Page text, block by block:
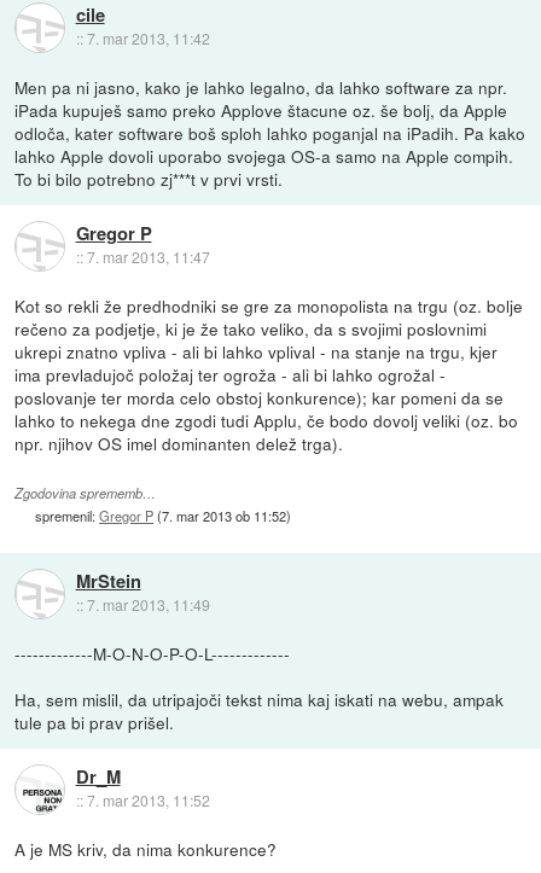
cile
::7. mar 2013, 11:42
Men pa ni jasno, kako je lahko legalno, da lahko software za npr.
iPada kupuješ samo preko Applove štacune oz. še bolj, da Apple
odloča, kater software boš sploh lahko poganjal na iPadih. Pa kako
lahko Apple dovoli uporabo svojega OS-a samo na Apple compih.
To bi bilo potrebno zj***t v prvi vrsti.
Gregor P
::7. mar 2013, 11:47
Kot so rekli že predhodniki se gre za monopolista na trgu (oz. bolje
rečeno za podjetje, ki je že tako veliko, da s svojimi poslovnimi
ukrepi znatno vpliva - ali bi lahko vplival - na stanje na trgu, kjer
ima prevladujoč položaj ter ogroža - ali bi lahko ogrožal -
poslovanje ter morda celo obstoj konkurence); kar pomeni da se
lahko to nekega dne zgodi tudi Applu, če bodo dovolj veliki (oz. bo
npr. njihov OS imel dominanten delež trga).
Zgodovina sprememb…
spremenil:Gregor P(7. mar 2013 ob 11:52)
MrStein
::7. mar 2013, 11:49
-------------M-O-N-O-P-O-L-------------
Ha, sem mislil, da utripajoči tekst nima kaj iskati na webu, ampak
tule pa bi prav prišel.
Dr_M
::7. mar 2013, 11:52
A je MS kriv, da nima konkurence?